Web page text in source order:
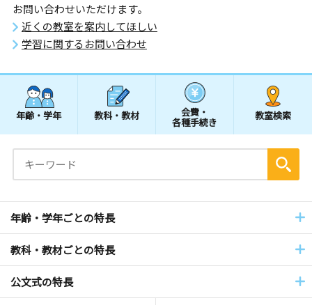
お問い合わせいただけます。
近くの教室を案内してほしい
学習に関するお問い合わせ
年齢・学年 教科・教材 会費・
各種手続き
教室検索
年齢・学年ごとの特長
教科・教材ごとの特長
公文式の特長